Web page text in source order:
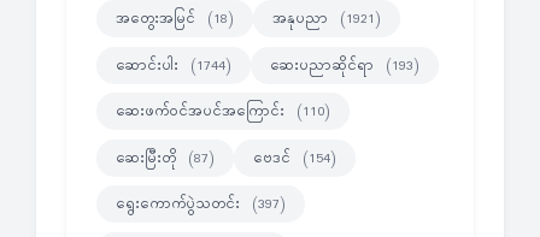
အတွေးအမြင် (18) အနုပညာ (1921)
ဆောင်းပါး (1744) ဆေးပညာဆိုင်ရာ (193)
ဆေးဖက်ဝင်အပင်အကြောင်း (110)
ဆေးမြီးတို (87) ဗေဒင် (154)
ရွေးကောက်ပွဲသတင်း (397)